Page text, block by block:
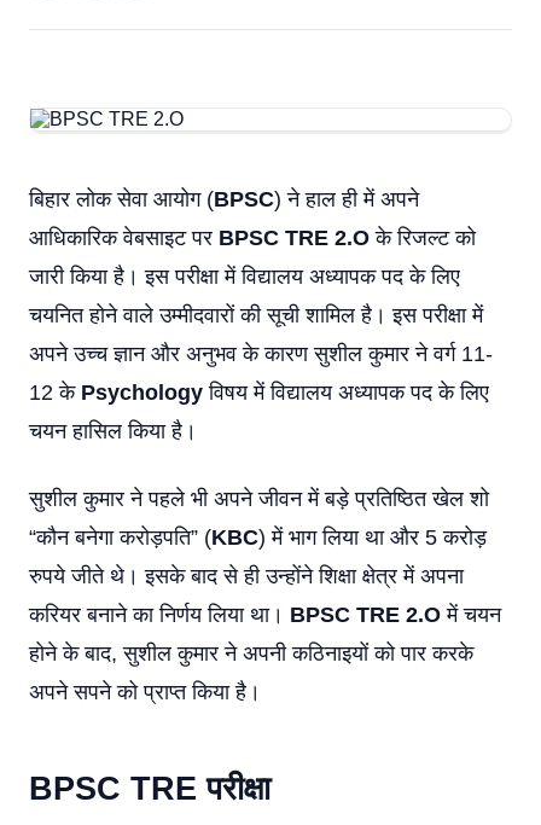
बिहार लोक सेवा आयोग (BPSC) ने हाल ही में अपने
आधिकारिक वेबसाइट पर BPSC TRE 2.O के रिजल्ट को
जारी किया है। इस परीक्षा में विद्यालय अध्यापक पद के लिए
चयनित होने वाले उम्मीदवारों की सूची शामिल है। इस परीक्षा में
अपने उच्च ज्ञान और अनुभव के कारण सुशील कुमार ने वर्ग 11-
12 के Psychology विषय में विद्यालय अध्यापक पद के लिए
चयन हासिल किया है।
सुशील कुमार ने पहले भी अपने जीवन में बड़े प्रतिष्ठित खेल शो
“कौन बनेगा करोड़पति” (KBC) में भाग लिया था और 5 करोड़
रुपये जीते थे। इसके बाद से ही उन्होंने शिक्षा क्षेत्र में अपना
करियर बनाने का निर्णय लिया था। BPSC TRE 2.O में चयन
होने के बाद, सुशील कुमार ने अपनी कठिनाइयों को पार करके
अपने सपने को प्राप्त किया है।
BPSC TRE परीक्षा